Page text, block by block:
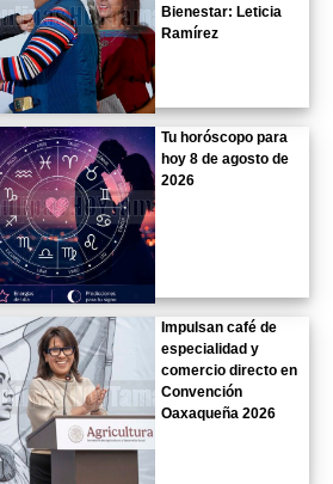
Bienestar: Leticia
Ramírez
Tu horóscopo para
hoy 8 de agosto de
2026
Impulsan café de
especialidad y
comercio directo en
Convención
Oaxaqueña 2026